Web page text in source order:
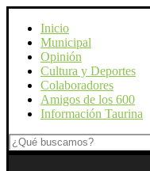
Inicio
Municipal
Opinión
Cultura y Deportes
Colaboradores
Amigos de los 600
Información Taurina